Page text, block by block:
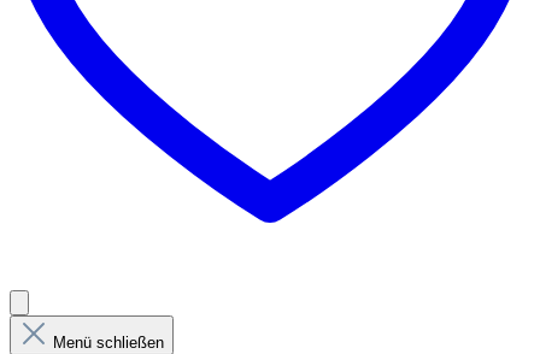
Menü schließen